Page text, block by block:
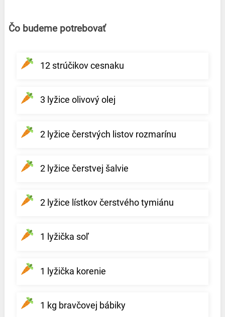
Čo budeme potrebovať
12 strúčikov cesnaku
3 lyžice olivový olej
2 lyžice čerstvých listov rozmarínu
2 lyžice čerstvej šalvie
2 lyžice lístkov čerstvého tymiánu
1 lyžička soľ
1 lyžička korenie
1 kg bravčovej bábiky